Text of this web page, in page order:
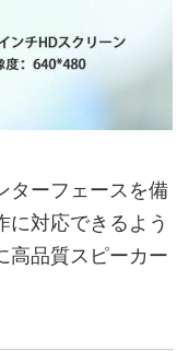
ターフェースを備
に対応できるよう
高品質スピーカー